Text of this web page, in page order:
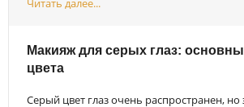
Читать далее...
Макияж для серых глаз:
цвета
Серый цвет глаз очень распространен, но